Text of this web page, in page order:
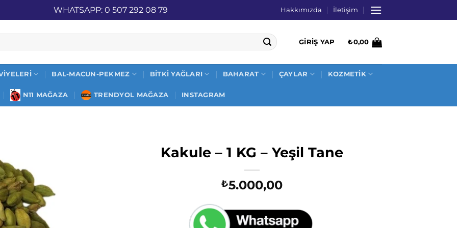
KARGO WHATSAPP: 0 507 292 08 79 Hakkımızda İletişim
GIRIŞ YAP ₺0,00
BAL-MACUN-PEKMEZ BITKI YAĞLARI BAHARAT ÇAYLAR KOZMETİK
N11 MAĞAZA TRENDYOL MAĞAZA INSTAGRAM
Kakule – 1 KG – Yeşil Tane
₺5.000,00